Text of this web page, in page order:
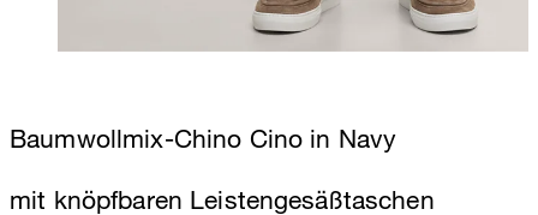
Baumwollmix-Chino Cino in Navy
mit knöpfbaren Leistengesäßtaschen